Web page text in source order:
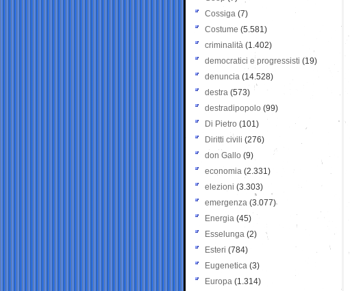
Cossiga (7)
Costume (5.581)
criminalità (1.402)
democratici e progressisti (19)
denuncia (14.528)
destra (573)
destradipopolo (99)
Di Pietro (101)
Diritti civili (276)
don Gallo (9)
economia (2.331)
elezioni (3.303)
emergenza (3.077)
Energia (45)
Esselunga (2)
Esteri (784)
Eugenetica (3)
Europa (1.314)